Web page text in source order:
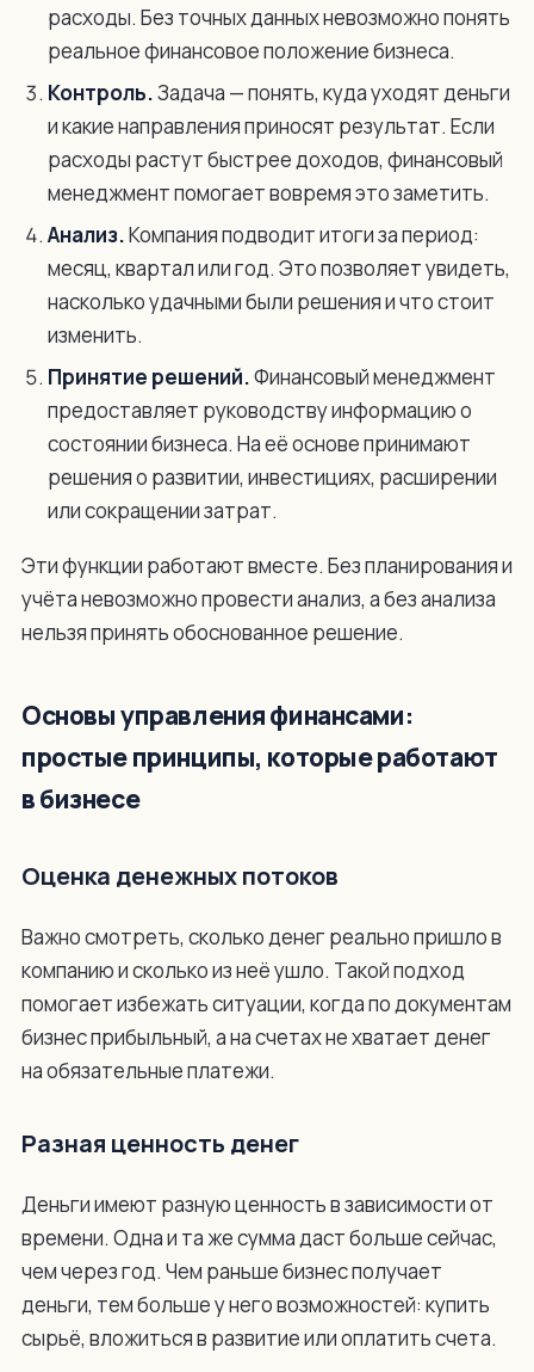
расходы. Без точных данных невозможно понять
реальное финансовое положение бизнеса.
Контроль.Задача — понять, куда уходят деньги
и какие направления приносят результат. Если
расходы растут быстрее доходов, финансовый
менеджмент помогает вовремя это заметить.
Анализ.Компания подводит итоги за период:
месяц, квартал или год. Это позволяет увидеть,
насколько удачными были решения и что стоит
изменить.
Принятие решений.Финансовый менеджмент
предоставляет руководству информацию о
состоянии бизнеса. На её основе принимают
решения о развитии, инвестициях, расширении
или сокращении затрат.
Эти функции работают вместе. Без планирования и
учёта невозможно провести анализ, а без анализа
нельзя принять обоснованное решение.
Основы управления финансами:
простые принципы, которые работают
в бизнесе
Оценка денежных потоков
Важно смотреть, сколько денег реально пришло в
компанию и сколько из неё ушло. Такой подход
помогает избежать ситуации, когда по документам
бизнес прибыльный, а на счетах не хватает денег
на обязательные платежи.
Разная ценность денег
Деньги имеют разную ценность в зависимости от
времени. Одна и та же сумма даст больше сейчас,
чем через год. Чем раньше бизнес получает
деньги, тем больше у него возможностей: купить
сырьё, вложиться в развитие или оплатить счета.